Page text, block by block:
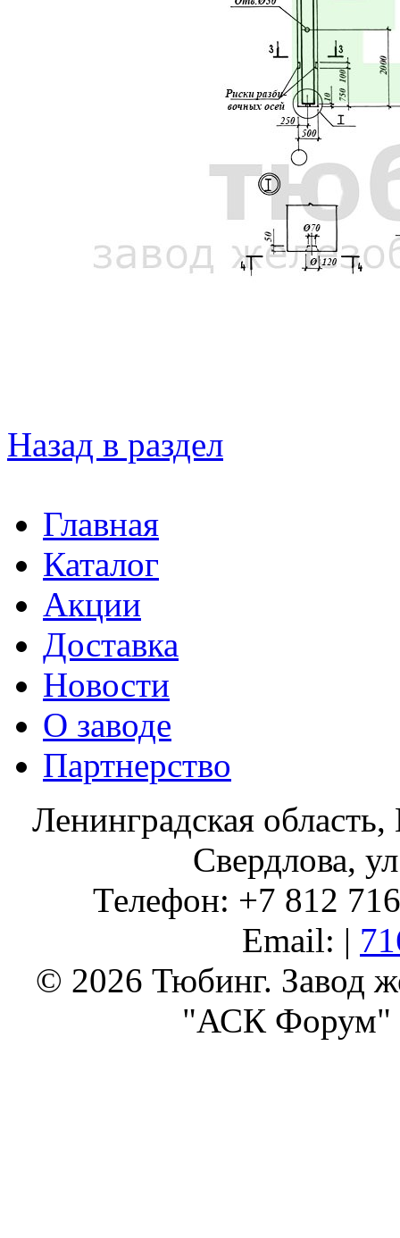
Назад в раздел
Главная
Каталог
Акции
Доставка
Новости
О заводе
Партнерство
Ленинградская
Свердлова,
Телефон: +7 812
Email: |
© 2026 Тюбинг. Завод
"АСК Форум"